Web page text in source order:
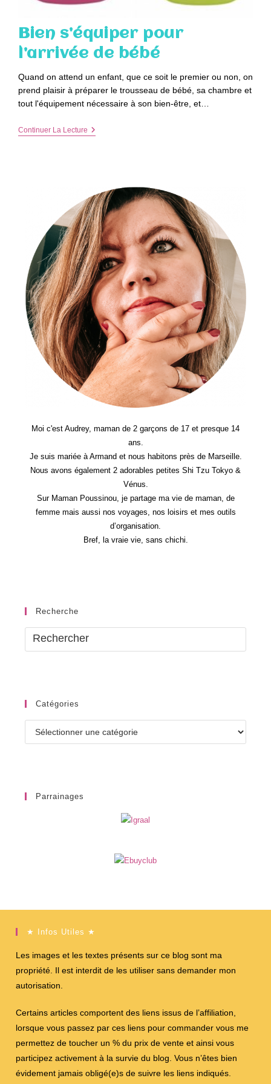
Bien s’équiper pour
l’arrivée de bébé
Quand on attend un enfant, que ce soit le premier ou non, on
prend plaisir à préparer le trousseau de bébé, sa chambre et
tout l'équipement nécessaire à son bien-être, et…
Continuer La LectureBien
Moi c'est Audrey, maman de 2 garçons de 17 et presque 14
ans.
Je suis mariée à Armand et nous habitons près de Marseille.
Nous avons également 2 adorables petites Shi Tzu Tokyo &
Vénus.
Sur Maman Poussinou, je partage ma vie de maman, de
femme mais aussi nos voyages, nos loisirs et mes outils
d’organisation.
Bref, la vraie vie, sans chichi.
Recherche
Catégories
Parrainages
★ Infos Utiles ★
Les images et les textes présents sur ce blog sont ma
propriété. Il est interdit de les utiliser sans demander mon
autorisation.
Certains articles comportent des liens issus de l’affiliation,
lorsque vous passez par ces liens pour commander vous me
permettez de toucher un % du prix de vente et ainsi vous
participez activement à la survie du blog. Vous n’êtes bien
évidement jamais obligé(e)s de suivre les liens indiqués.